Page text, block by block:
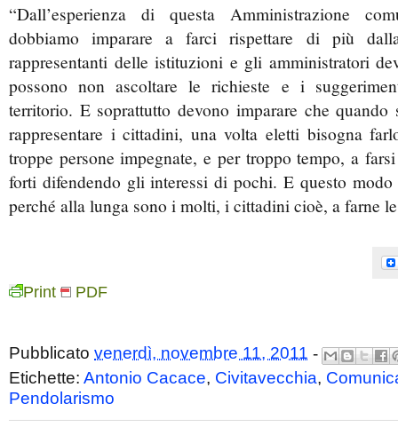
“Dall’esperienza di questa Amministrazione
dobbiamo imparare a farci rispettare di più
rappresentanti delle istituzioni e gli amministratori
possono non ascoltare le richieste e i
territorio. E soprattutto devono imparare che
rappresentare i cittadini, una volta eletti bisogna
troppe persone impegnate, e per troppo tempo, a
forti difendendo gli interessi di pochi. E questo
perché alla lunga sono i molti, i cittadini cioè, a farne
Print PDF
Pubblicato venerdì, novembre 11, 2011 -
Etichette: Antonio Cacace, Civitavecchia,
Pendolarismo